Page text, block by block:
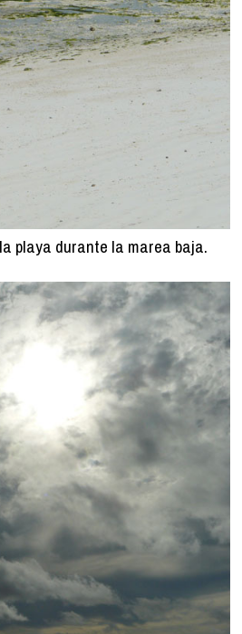
playa durante la marea baja.